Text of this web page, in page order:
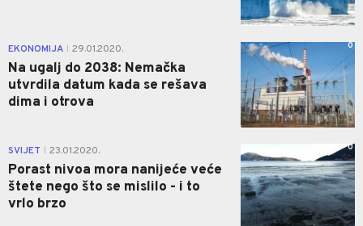
EKONOMIJA 29.01.2020.
Na ugalj do 2038: Nemačka
utvrdila datum kada se rešava
dima i otrova
0
SVIJET 23.01.2020.
Porast nivoa mora nanijeće veće
štete nego što se mislilo - i to
vrlo brzo
0